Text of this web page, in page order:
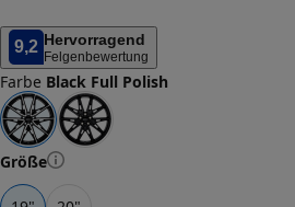
9,2 Hervorragend
Felgenbewertung
Farbe Black Full Polish
Größe